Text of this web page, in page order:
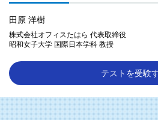
田原 洋樹
株式会社オフィスたはら 代表取締役
昭和女子大学 国際日本学科 教授
テストを受験